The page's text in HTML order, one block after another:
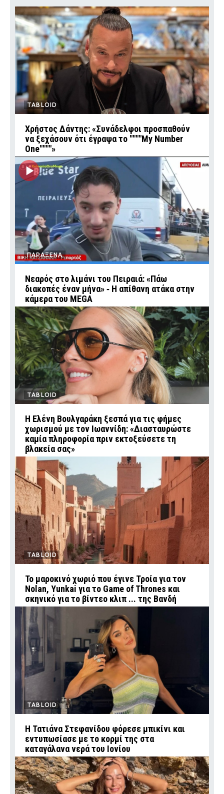
TABLOID
Χρήστος Δάντης: «Συνάδελφοι προσπαθούν
να ξεχάσουν ότι έγραψα το """"My Number
One""""»
ΠΑΡΑΞΕΝΑ
Νεαρός στο λιμάνι του Πειραιά: «Πάω
διακοπές έναν μήνα» ‑ Η απίθανη ατάκα στην
κάμερα του MEGA
TABLOID
Η Ελένη Βουλγαράκη ξεσπά για τις φήμες
χωρισμού με τον Ιωαννίδη: «Διασταυρώστε
καμία πληροφορία πριν εκτοξεύσετε τη
βλακεία σας»
TABLOID
Το μαροκινό χωριό που έγινε Τροία για τον
Nolan, Yunkai για το Game of Thrones και
σκηνικό για το βίντεο κλιπ ... της Βανδή
TABLOID
Η Τατιάνα Στεφανίδου φόρεσε μπικίνι και
εντυπωσίασε με το κορμί της στα
καταγάλανα νερά του Ιονίου